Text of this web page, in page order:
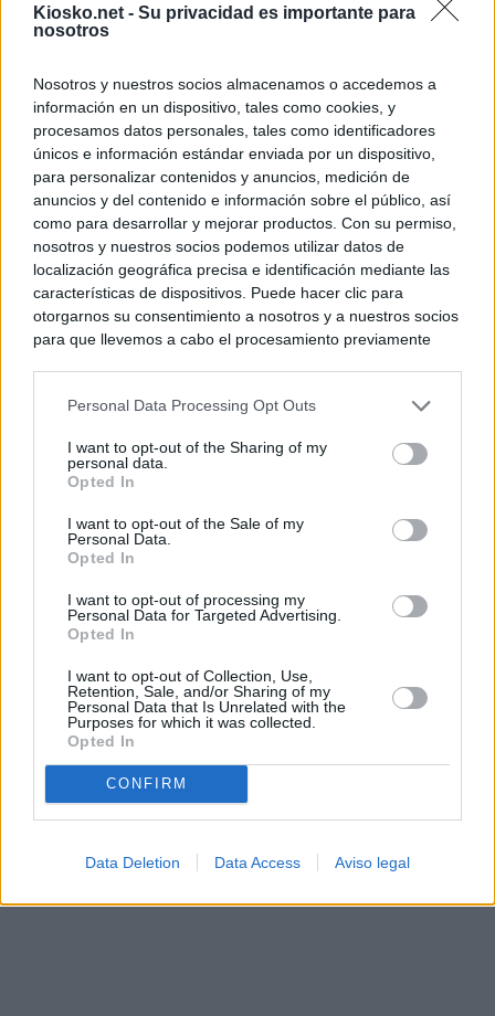
Kiosko.net - Su privacidad es importante para
nosotros
Nosotros y nuestros socios almacenamos o accedemos a
información en un dispositivo, tales como cookies, y
procesamos datos personales, tales como identificadores
únicos e información estándar enviada por un dispositivo,
para personalizar contenidos y anuncios, medición de
anuncios y del contenido e información sobre el público, así
como para desarrollar y mejorar productos. Con su permiso,
nosotros y nuestros socios podemos utilizar datos de
localización geográfica precisa e identificación mediante las
características de dispositivos. Puede hacer clic para
otorgarnos su consentimiento a nosotros y a nuestros socios
para que llevemos a cabo el procesamiento previamente
negar su consentimiento. Tenga en cuenta que algún
de su consentimiento, pero usted tiene el derecho de
rechazar tal procesamiento. Sus preferencias se aplicarán
cualquier momento entrando de nuevo en este sitio web o
visitando nuestra política de privacidad.
Personal Data Processing Opt Outs
I want to opt-out of the Sharing of my
personal data.
Opted In
I want to opt-out of the Sale of my
Personal Data.
Opted In
I want to opt-out of processing my
Personal Data for Targeted Advertising.
Opted In
I want to opt-out of Collection, Use,
Retention, Sale, and/or Sharing of my
Personal Data that Is Unrelated with the
Purposes for which it was collected.
Opted In
CONFIRM
Data Deletion Data Access Aviso legal